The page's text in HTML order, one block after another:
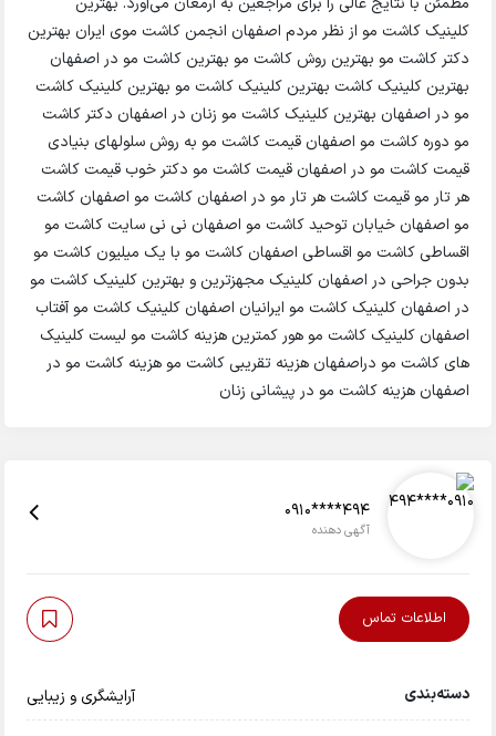
کلینیک کاشت مو از نظر مردم اصفهان انجمن کاشت موی ایران بهترین
دکتر کاشت مو بهترین روش کاشت مو بهترین کاشت مو در اصفهان
بهترین کلینیک کاشت بهترین کلینیک کاشت مو بهترین کلینیک کاشت
مو در اصفهان بهترین کلینیک کاشت مو زنان در اصفهان دکتر کاشت
مو دوره کاشت مو اصفهان قیمت کاشت مو به روش سلولهای بنیادی
قیمت کاشت مو در اصفهان قیمت کاشت مو دکتر خوب قیمت کاشت
هر تار مو قیمت کاشت هر تار مو در اصفهان کاشت مو اصفهان کاشت
مو اصفهان خیابان توحید کاشت مو اصفهان نی نی سایت کاشت مو
اقساطی کاشت مو اقساطی اصفهان کاشت مو با یک میلیون کاشت مو
بدون جراحی در اصفهان کلینیک مجهزترین و بهترین کلینیک کاشت مو
در اصفهان کلینیک کاشت مو ایرانیان اصفهان کلینیک کاشت مو آفتاب
اصفهان کلینیک کاشت مو هور کمترین هزینه کاشت مو لیست کلینیک
های کاشت مو دراصفهان هزینه تقریبی کاشت مو هزینه کاشت مو در
اصفهان هزینه کاشت مو در پیشانی زنان
0910****494
آگهی دهنده
اطلاعات تماس
دسته‌بندی آرایشگری و زیبایی